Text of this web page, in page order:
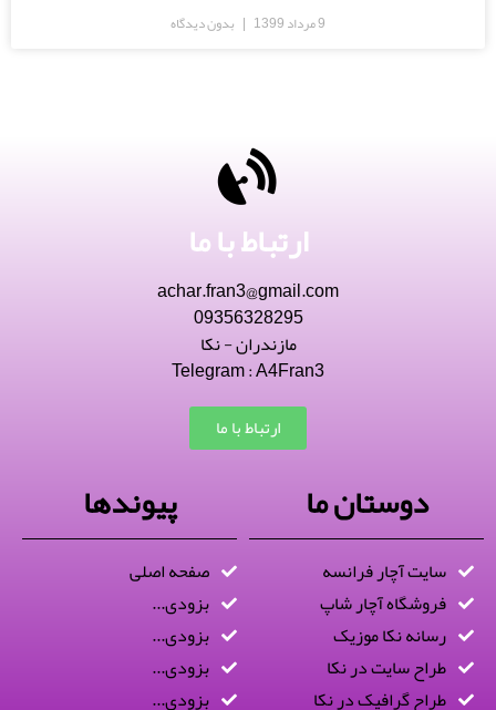
9 مرداد 1399
بدون دیدگاه
ارتباط با ما
achar.fran3@gmail.com
09356328295
مازندران - نکا
Telegram : A4Fran3
ارتباط با ما
دوستان ما
سایت آچار فرانسه
فروشگاه آچار شاپ
رسانه نکا موزیک
طراح سایت در نکا
طراح گرافیک در نکا
پیوندها
صفحه اصلی
بزودی...
بزودی...
بزودی...
بزودی...